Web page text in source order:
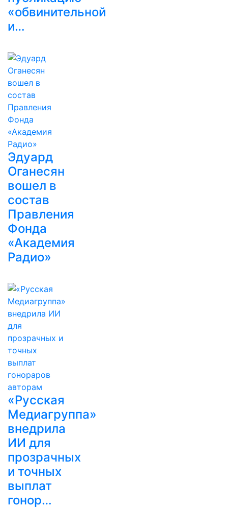
«обвинительной
и…
Эдуард
Оганесян
вошел в
состав
Правления
Фонда
«Академия
Радио»
«Русская
Медиагруппа»
внедрила
ИИ для
прозрачных
и точных
выплат
гонор…